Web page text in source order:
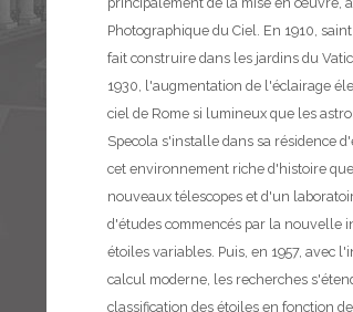
Photographique du Ciel. En 1910,
fait construire dans les jardins du
1930, l'augmentation de l'éclairage
ciel de Rome si lumineux que les
Specola s'installe dans sa résidence
cet environnement riche d'histoire
nouveaux télescopes et d'un
d'études commencés par la nouvelle
étoiles variables. Puis, en 1957, avec
calcul moderne, les recherches
classification des étoiles en fonction